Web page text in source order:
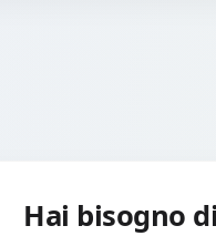
Hai bisogno